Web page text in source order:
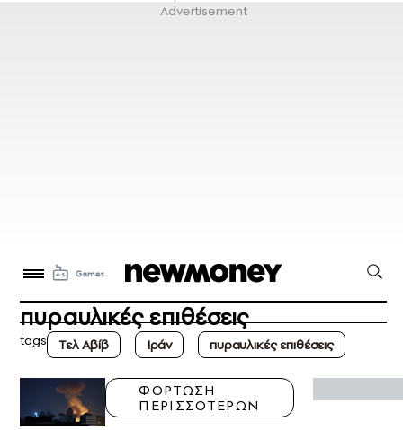
πυραυλικές επιθέσεις
tags Τελ Αβίβ Iράν πυραυλικές επιθέσεις
ΦΟΡΤΩΣΗ
ΠΕΡΙΣΣΟΤΕΡΩΝ